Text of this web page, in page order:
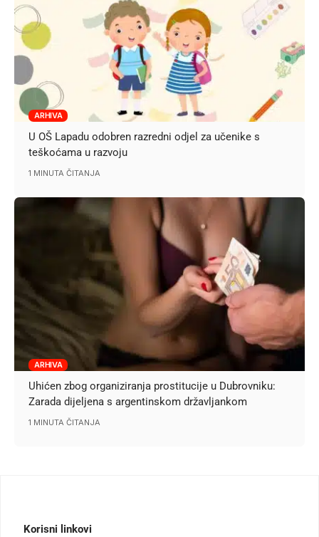
ARHIVA
U OŠ Lapadu odobren razredni odjel za učenike s
teškoćama u razvoju
1 MINUTA ČITANJA
ARHIVA
Uhićen zbog organiziranja prostitucije u Dubrovniku:
Zarada dijeljena s argentinskom državljankom
1 MINUTA ČITANJA
Korisni linkovi